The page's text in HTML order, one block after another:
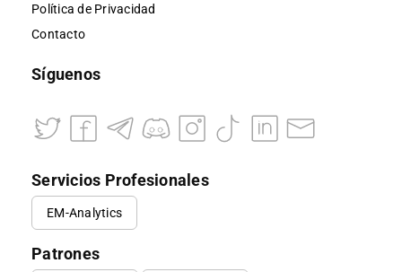
Política de Privacidad
Contacto
Síguenos
Servicios Profesionales
EM-Analytics
Patrones